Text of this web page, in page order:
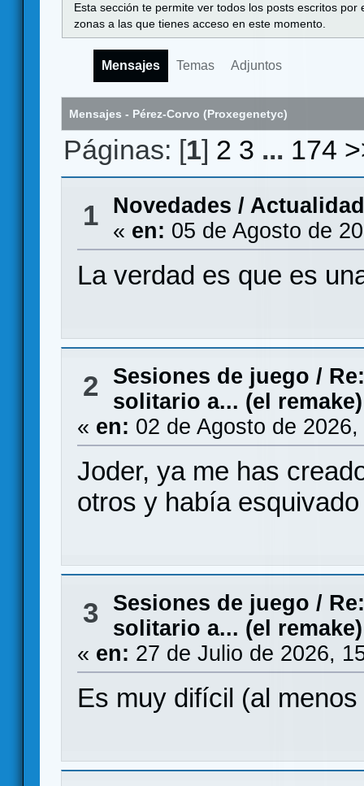
Esta sección te permite ver todos los posts escritos
zonas a las que tienes acceso en este momento.
Mensajes Temas Adjuntos
Mensajes - Pérez-Corvo (Proxegenetyc)
Páginas: [1] 2 3 ... 174
1
Novedades / Actualidad
« en: 05 de Agosto de
La verdad es que es
2 Sesiones de juego /
solitario a... (el remake)
« en: 02 de Agosto de
Joder, ya me has
otros y había
3 Sesiones de juego /
solitario a... (el remake)
« en: 27 de Julio de 2026,
Es muy difícil (al